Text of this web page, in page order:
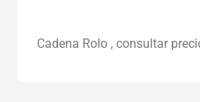
Cadena Rolo , consultar